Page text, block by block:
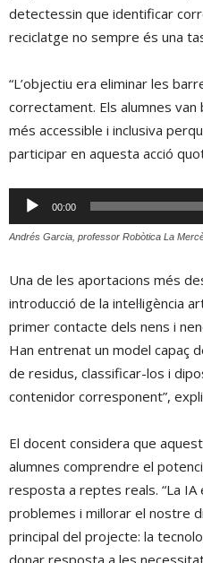
detectessin que identificar
reciclatge no sempre és una
“L’objectiu era eliminar les
correctament. Els alumnes van
més accessible i inclusiva
participar en aquesta acció
Reproductor
d'àudio
00:00
Andrés Garcia, professor Robòtica La
Una de les aportacions més
introducció de la intel·ligència
primer contacte dels nens i
Han entrenat un model capaç
de residus, classificar-los i
contenidor corresponent”,
El docent considera que
alumnes comprendre el
resposta a reptes reals. “La
problemes i millorar el nostre
principal del projecte: la
donar resposta a les